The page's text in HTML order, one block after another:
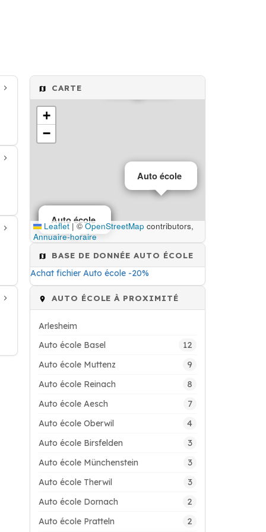
CARTE
Auto école
Auto école
Auto école
Auto école
+
−
Leaflet |©OpenStreetMap contributors,
Annuaire-horaire
BASE DE DONNÉE AUTO ÉCOLE
Achat fichier Auto école -20%
AUTO ÉCOLE À PROXIMITÉ
Arlesheim
Auto école Basel
12
Auto école Muttenz 9
Auto école Reinach 8
Auto école Aesch 7
Auto école Oberwil 4
Auto école Birsfelden 3
Auto école Münchenstein 3
Auto école Therwil 3
Auto école Dornach 2
Auto école Pratteln 2